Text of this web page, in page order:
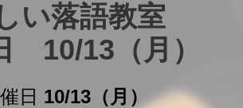
い落語教室
　10/13（月）
日 10/13（月）